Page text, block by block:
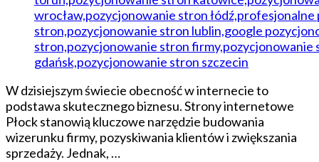
W dzisiejszym świecie obecność w internecie to
podstawa skutecznego biznesu. Strony internetowe
Płock stanowią kluczowe narzędzie budowania
wizerunku firmy, pozyskiwania klientów i zwiększania
sprzedaży. Jednak, …